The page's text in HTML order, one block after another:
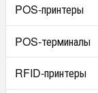
POS-принтеры
POS-терминалы
RFID-принтеры